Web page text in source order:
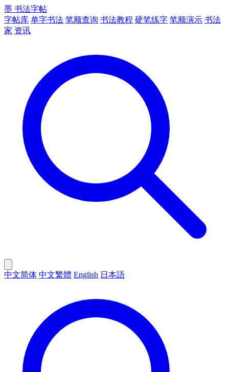
墨 书法字帖
字帖库 单字书法 笔顺查询 书法教程 硬笔练字 笔顺演示 书法
家 资讯
中文简体 中文繁體 English 日本語